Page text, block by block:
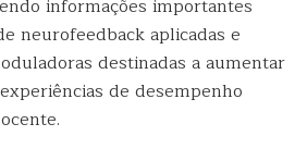
informações importantes
neurofeedback aplicadas e
destinadas a aumentar
de desempenho